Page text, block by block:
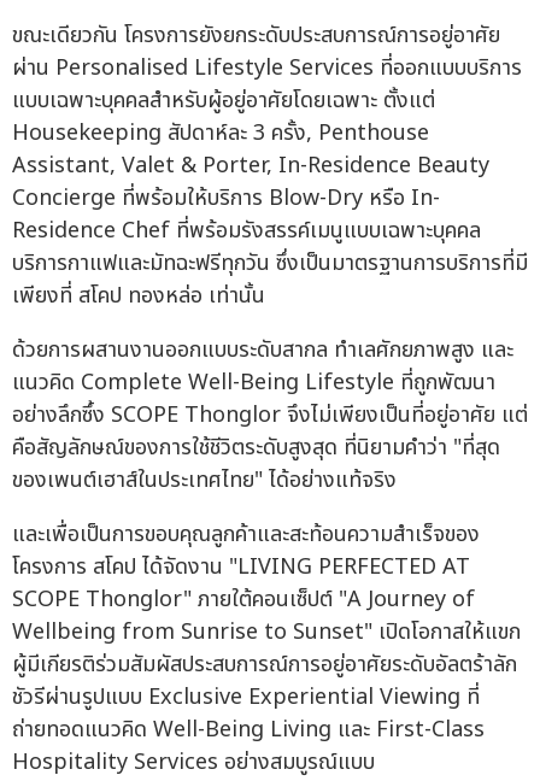
ขณะเดียวกัน โครงการยังยกระดับประสบการณ์การอยู่อาศัย
ผ่าน Personalised Lifestyle Services ที่ออกแบบบริการ
แบบเฉพาะบุคคลสำหรับผู้อยู่อาศัยโดยเฉพาะ ตั้งแต่
Housekeeping สัปดาห์ละ 3 ครั้ง, Penthouse
Assistant, Valet & Porter, In-Residence Beauty
Concierge ที่พร้อมให้บริการ Blow-Dry หรือ In-
Residence Chef ที่พร้อมรังสรรค์เมนูแบบเฉพาะบุคคล
บริการกาแฟและมัทฉะฟรีทุกวัน ซึ่งเป็นมาตรฐานการบริการที่มี
เพียงที่ สโคป ทองหล่อ เท่านั้น
ด้วยการผสานงานออกแบบระดับสากล ทำเลศักยภาพสูง และ
แนวคิด Complete Well-Being Lifestyle ที่ถูกพัฒนา
อย่างลึกซึ้ง SCOPE Thonglor จึงไม่เพียงเป็นที่อยู่อาศัย แต่
คือสัญลักษณ์ของการใช้ชีวิตระดับสูงสุด ที่นิยามคำว่า "ที่สุด
ของเพนต์เฮาส์ในประเทศไทย" ได้อย่างแท้จริง
และเพื่อเป็นการขอบคุณลูกค้าและสะท้อนความสำเร็จของ
โครงการ สโคป ได้จัดงาน "LIVING PERFECTED AT
SCOPE Thonglor" ภายใต้คอนเซ็ปต์ "A Journey of
Wellbeing from Sunrise to Sunset" เปิดโอกาสให้แขก
ผู้มีเกียรติร่วมสัมผัสประสบการณ์การอยู่อาศัยระดับอัลตร้าลัก
ชัวรีผ่านรูปแบบ Exclusive Experiential Viewing ที่
ถ่ายทอดแนวคิด Well-Being Living และ First-Class
Hospitality Services อย่างสมบูรณ์แบบ